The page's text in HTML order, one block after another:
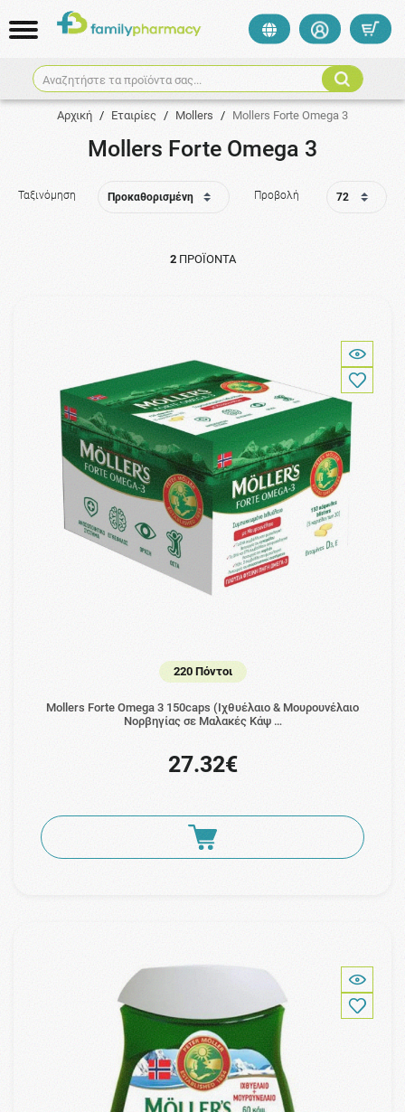
Αναζητήστε τα προϊόντα σας...
Αρχική / Εταιρίες / Mollers / Mollers Forte Omega 3
Mollers Forte Omega 3
Ταξινόμηση Προβολή
2ΠΡΟΪΌΝΤΑ
220 Πόντοι
Mollers Forte Omega 3 150caps (Ιχθυέλαιο & Μουρουνέλαιο
Νορβηγίας σε Μαλακές Κάψ …
27.32€